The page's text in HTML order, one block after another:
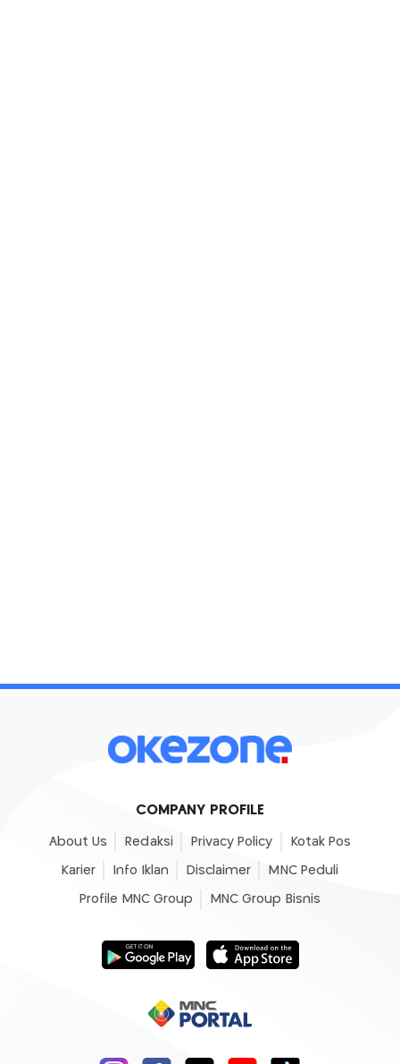
COMPANY PROFILE
About Us Redaksi Privacy Policy Kotak Pos
Karier Info Iklan Disclaimer MNC Peduli
Profile MNC Group MNC Group Bisnis